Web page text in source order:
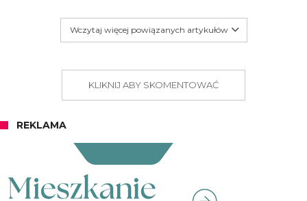
Wczytaj więcej powiązanych artykułów
KLIKNIJ ABY SKOMENTOWAĆ
REKLAMA